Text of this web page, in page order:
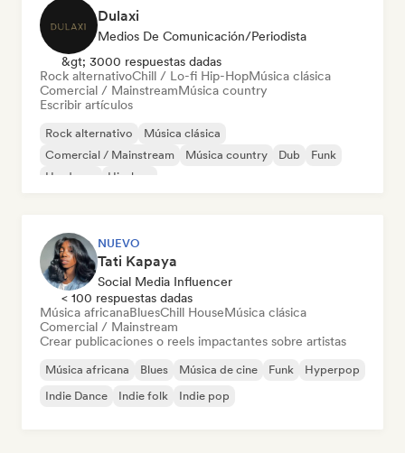
Dulaxi
Medios De Comunicación/Periodista
&gt; 3000 respuestas dadas
Rock alternativoChill / Lo-fi Hip-HopMúsica clásica
Comercial / MainstreamMúsica country
Escribir artículos
Rock alternativo
Música clásica
Comercial / Mainstream
Música country Dub
Funk
Hardcore
Hip-hop
NUEVO
Tati Kapaya
Social Media Influencer
< 100 respuestas dadas
Música africanaBluesChill HouseMúsica clásica
Comercial / Mainstream
Crear publicaciones o reels impactantes sobre artistas
Música africana Blues Música de cine Funk
Hyperpop
Indie Dance
Indie folk Indie pop